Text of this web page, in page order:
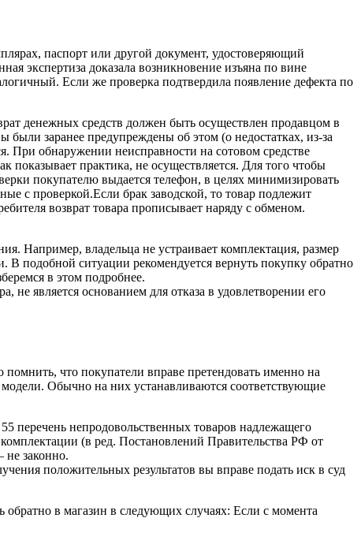
паспорт или другой документ, удостоверяющий
экспертиза доказала возникновение изъяна по вине
Если же проверка подтвердила появление дефекта по
денежных средств должен быть осуществлен продавцом в
были заранее предупреждены об этом (о недостатках, из-за
При обнаружении неисправности на сотовом средстве
показывает практика, не осуществляется. Для того чтобы
покупателю выдается телефон, в целях минимизировать
с проверкой.Если брак заводской, то товар подлежит
возврат товара прописывает наряду с обменом.
Например, владельца не устраивает комплектация, размер
подобной ситуации рекомендуется вернуть покупку обратно
в этом подробнее.
не является основанием для отказа в удовлетворении его
что покупатели вправе претендовать именно на
модели. Обычно на них устанавливаются соответствующие
перечень непродовольственных товаров надлежащего
(в ред. Постановлений Правительства РФ от
не законно.
положительных результатов вы вправе подать иск в суд
обратно в магазин в следующих случаях: Если с момента